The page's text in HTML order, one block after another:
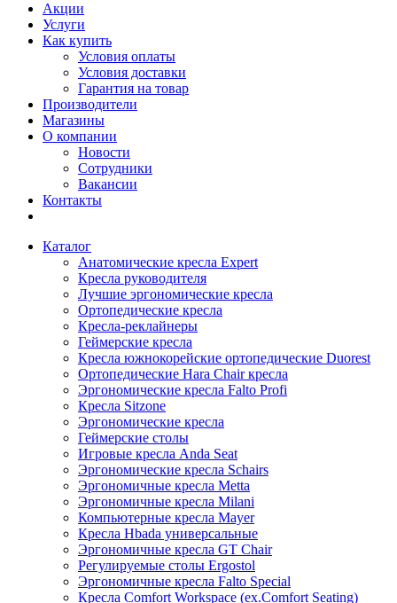
Акции
Услуги
Как купить
Условия оплаты
Условия доставки
Гарантия на товар
Производители
Магазины
О компании
Новости
Сотрудники
Вакансии
Контакты
Каталог
Анатомические кресла Expert
Кресла руководителя
Лучшие эргономические кресла
Ортопедические кресла
Кресла-реклайнеры
Геймерские кресла
Кресла южнокорейские ортопедические Duorest
Ортопедические Hara Chair кресла
Эргономические кресла Falto Profi
Кресла Sitzone
Эргономические кресла
Геймерские столы
Игровые кресла Anda Seat
Эргономические кресла Schairs
Эргономичные кресла Metta
Эргономичные кресла Milani
Компьютерные кресла Mayer
Кресла Hbada универсальные
Эргономичные кресла GT Chair
Регулируемые столы Ergostol
Эргономичные кресла Falto Special
Кресла Comfort Workspace (ex.Comfort Seating)